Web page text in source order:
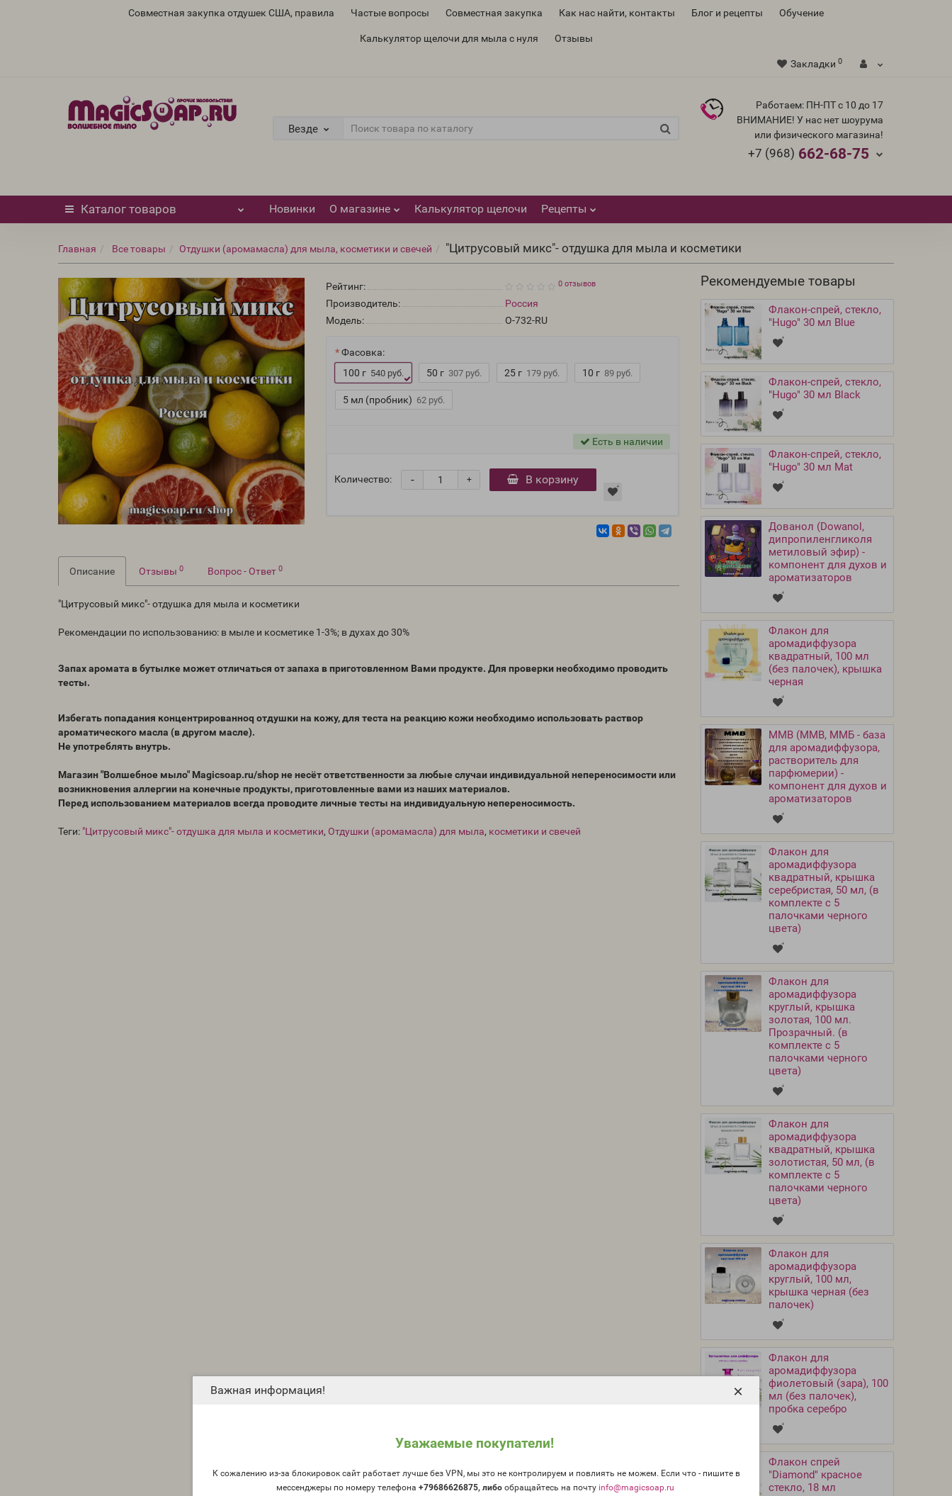
Важная информация!
Уважаемые покупатели!
К сожалению из-за блокировок сайт работает лучше без VPN, мы это не контролируем и повлиять не можем. Если что - пишите в
мессенджеры по номеру телефона +79686626875, либо обращайтесь на почту info@magicsoap.ru
×
Совместная закупка отдушек США, правила Частые вопросы Совместная закупка Как нас найти, контакты Блог и рецепты Обучение
Калькулятор щелочи для мыла с нуля Отзывы
Закладки 0
Везде
Работаем: ПН-ПТ с 10 до 17
ВНИМАНИЕ! У нас нет шоурума
или физического магазина!
+7 (968) 662-68-75
Каталог товаров Новинки О магазине Калькулятор щелочи Рецепты
Главная Все товары Отдушки (аромамасла) для мыла, косметики и свечей "Цитрусовый микс"- отдушка для мыла и косметики
Рейтинг: 0 отзывов
Производитель:
Россия
Модель:
O-732-RU
Фасовка:
100 г 540 руб. 50 г 307 руб. 25 г 179 руб. 10 г 89 руб.
5 мл (пробник) 62 руб.
Есть в наличии
Количество: +
- В корзину
Описание Отзывы0 Вопрос - Ответ0
"Цитрусовый микс"- отдушка для мыла и косметики
Рекомендации по использованию: в мыле и косметике 1-3%; в духах до 30%
Запах аромата в бутылке может отличаться от запаха в приготовленном Вами продукте. Для проверки необходимо проводить
тесты.
Избегать попадания концентрированноq отдушки на кожу, для теста на реакцию кожи необходимо использовать раствор
ароматического масла (в другом масле).
Не употреблять внутрь.
Магазин "Волшебное мыло" Magicsoap.ru/shop не несёт ответственности за любые случаи индивидуальной непереносимости или
возникновения аллергии на конечные продукты, приготовленные вами из наших материалов.
Перед использованием материалов всегда проводите личные тесты на индивидуальную непереносимость.
Теги: "Цитрусовый микс"- отдушка для мыла и косметики,Отдушки (аромамасла) для мыла, косметики и свечей
Рекомендуемые товары
Флакон-спрей, стекло,
"Hugo" 30 мл Blue
Флакон-спрей, стекло,
"Hugo" 30 мл Black
Флакон-спрей, стекло,
"Hugo" 30 мл Mat
Дованол (Dowanol,
дипропиленгликоля
метиловый эфир) -
компонент для духов и
ароматизаторов
Флакон для
аромадиффузора
квадратный, 100 мл
(без палочек), крышка
черная
MMB (ММВ, ММБ - база
для аромадиффузора,
растворитель для
парфюмерии) -
компонент для духов и
ароматизаторов
Флакон для
аромадиффузора
квадратный, крышка
серебристая, 50 мл, (в
комплекте с 5
палочками черного
цвета)
Флакон для
аромадиффузора
круглый, крышка
золотая, 100 мл.
Прозрачный. (в
комплекте с 5
палочками черного
цвета)
Флакон для
аромадиффузора
квадратный, крышка
золотистая, 50 мл, (в
комплекте с 5
палочками черного
цвета)
Флакон для
аромадиффузора
круглый, 100 мл,
крышка черная (без
палочек)
Флакон для
аромадиффузора
фиолетовый (зара), 100
мл (без палочек),
пробка серебро
Флакон спрей
"Diamond" красное
стекло, 18 мл